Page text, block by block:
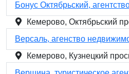
Бонус Октябрьский,
Кемерово, Октябрьский
Версаль, агенство
Кемерово, Кузнецкий